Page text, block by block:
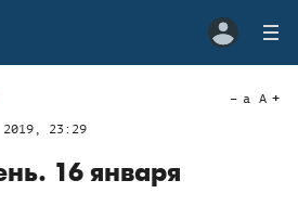
2019, 23:29
a A
16 января